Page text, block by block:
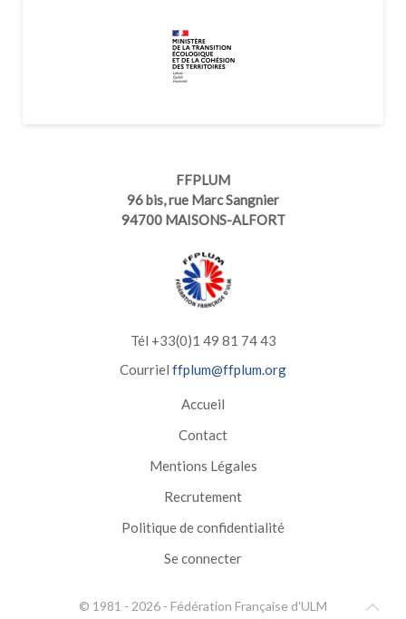
FFPLUM
96 bis, rue Marc Sangnier
94700 MAISONS-ALFORT
Tél +33(0)1 49 81 74 43
Courriel ffplum@ffplum.org
Accueil
Contact
Mentions Légales
Recrutement
Politique de confidentialité
Se connecter
© 1981 - 2026 - Fédération Française d'ULM